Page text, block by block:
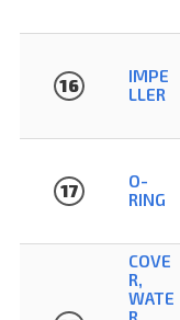
16
IMPE
LLER
17
O-
RING
COVE
R,
WATE